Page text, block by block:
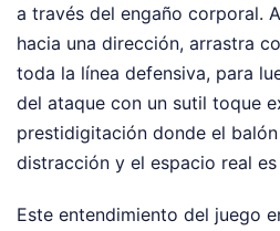
a través del engaño corporal.
hacia una dirección, arrastra
toda la línea defensiva, para
del ataque con un sutil toque
prestidigitación donde el
distracción y el espacio real
Este entendimiento del juego